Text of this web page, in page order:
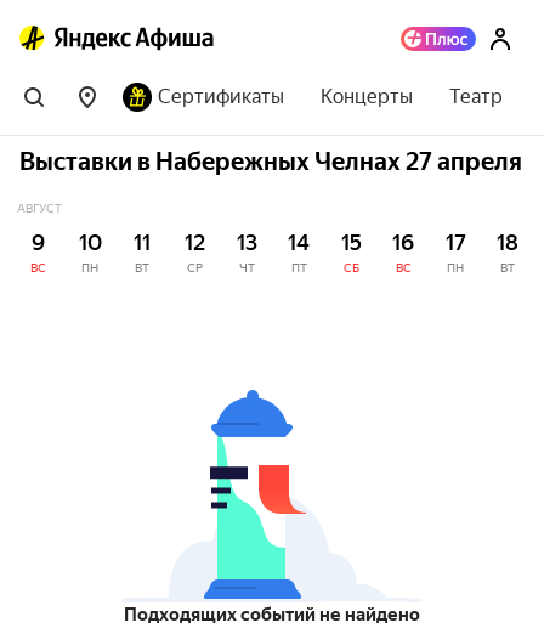
Сертификаты Концерты Театр
Выставки в Набережных Челнах 27 апреля
АВГУСТ
9
ВС
10
ПН
11
ВТ
12
СР
13
ЧТ
14
ПТ
15
СБ
16
ВС
17
ПН
18
ВТ
Подходящих событий не найдено